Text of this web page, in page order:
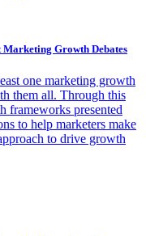
Marketing Growth Debates
one marketing growth
them all. Through this
frameworks presented
to help marketers make
to drive growth